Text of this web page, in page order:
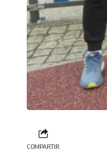
COMPARTIR